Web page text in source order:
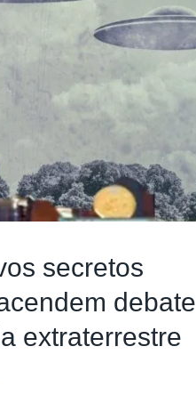
secretos
debate
extraterrestre